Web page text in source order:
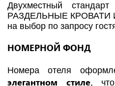
Двухместный
РАЗДЕЛЬНЫЕ КРОВАТИ
на выбор по запросу
НОМЕРНОЙ ФОНД
Номера отеля
элегантном стиле, что